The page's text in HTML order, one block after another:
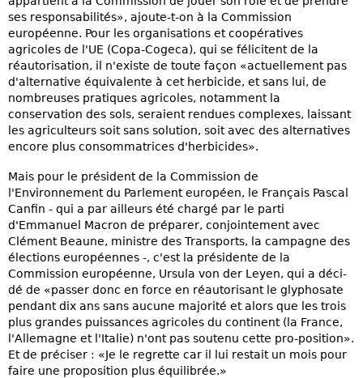
ses responsabilités», ajoute-t-on à la Commission
européenne. Pour les organisations et coopératives
agricoles de l'UE (Copa-Cogeca), qui se félicitent de la
réautorisation, il n'existe de toute façon «actuellement pas
d'alternative équivalente à cet herbicide, et sans lui, de
nombreuses pratiques agricoles, notamment la
conservation des sols, seraient rendues complexes, laissant
les agriculteurs soit sans solution, soit avec des alternatives
encore plus consommatrices d'herbicides».
Mais pour le président de la Commission de
l'Environnement du Parlement européen, le Français Pascal
Canfin - qui a par ailleurs été chargé par le parti
d'Emmanuel Macron de préparer, conjointement avec
Clément Beaune, ministre des Transports, la campagne des
élections européennes -, c'est la présidente de la
Commission européenne, Ursula von der Leyen, qui a déci-
dé de «passer donc en force en réautorisant le glyphosate
pendant dix ans sans aucune majorité et alors que les trois
plus grandes puissances agricoles du continent (la France,
l'Allemagne et l'Italie) n'ont pas soutenu cette pro-position».
Et de préciser : «Je le regrette car il lui restait un mois pour
faire une proposition plus équilibrée.»